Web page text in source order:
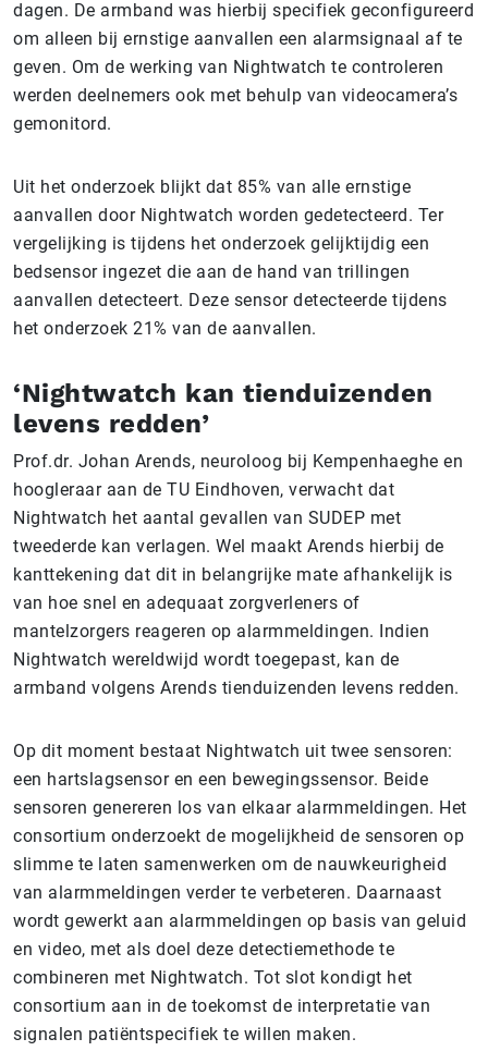
dagen. De armband was hierbij specifiek geconfigureerd
om alleen bij ernstige aanvallen een alarmsignaal af te
geven. Om de werking van Nightwatch te controleren
werden deelnemers ook met behulp van videocamera’s
gemonitord.
Uit het onderzoek blijkt dat 85% van alle ernstige
aanvallen door Nightwatch worden gedetecteerd. Ter
vergelijking is tijdens het onderzoek gelijktijdig een
bedsensor ingezet die aan de hand van trillingen
aanvallen detecteert. Deze sensor detecteerde tijdens
het onderzoek 21% van de aanvallen.
‘Nightwatch kan tienduizenden
levens redden’
Prof.dr. Johan Arends, neuroloog bij Kempenhaeghe en
hoogleraar aan de TU Eindhoven, verwacht dat
Nightwatch het aantal gevallen van SUDEP met
tweederde kan verlagen. Wel maakt Arends hierbij de
kanttekening dat dit in belangrijke mate afhankelijk is
van hoe snel en adequaat zorgverleners of
mantelzorgers reageren op alarmmeldingen. Indien
Nightwatch wereldwijd wordt toegepast, kan de
armband volgens Arends tienduizenden levens redden.
Op dit moment bestaat Nightwatch uit twee sensoren:
een hartslagsensor en een bewegingssensor. Beide
sensoren genereren los van elkaar alarmmeldingen. Het
consortium onderzoekt de mogelijkheid de sensoren op
slimme te laten samenwerken om de nauwkeurigheid
van alarmmeldingen verder te verbeteren. Daarnaast
wordt gewerkt aan alarmmeldingen op basis van geluid
en video, met als doel deze detectiemethode te
combineren met Nightwatch. Tot slot kondigt het
consortium aan in de toekomst de interpretatie van
signalen patiëntspecifiek te willen maken.